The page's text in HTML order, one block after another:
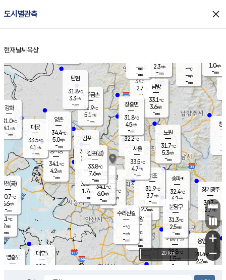
도시별관측 close
홈
현재날씨 육상
의도
℃
m/s
mm
영흥도
양주
34.5℃
2.7
-mm
과천
31.3℃
2.3m/s
- mm
용인
28.4℃
2.2m/s
경기광주
30.3℃
2.7m/s
-mm
대부도
23.2
경서동
34.1℃
4.2m/s
-mm
파주금촌
32.9℃
5.1 m/s
-mm
-℃
-m/s
-mm
대곶
33.5℃
4.1 m/s
-mm
창
-
-m/
-
탄현
31.8℃
3.3m/s
-mm
1.0m/s
-mm
의왕
- ℃
-m/s
-mm
김포
33.5℃
2.6 m/s
mm
광명
33.3 ℃
3.6 m/s
-mm
부천
33.6℃
1.7m/s
-mm
양촌
34.4℃
5.0m/s
-mm
구로
34.1℃
6.0m/s
-mm
은평
32.2℃
1.8 m/s
- mm
노원
31.7℃
5.3m/s
-mm
송파*
32.4℃
4.2m/s
-mm
서초
31.9℃
3.7m/s
-mm
남방
33.1℃
3.6m/s
-mm
기흥구갈
28.8℃
1.5m/s
-
수리산길
-℃
-m/s
-mm
분당구
31.3℃
2.5m/s
-mm
장흥면
31.8℃
4.5m/s
-mm
-m/s
-mm
강화
31.0℃
4.1 m/s
-mm
인천(공)
30.7℃
6.6m/s
-mm
김포(공)
33.8℃
7.6m/s
-mm
서울
33.5℃
4.7m/s
-mm
2.3m/s
-mm
+
−
20 km